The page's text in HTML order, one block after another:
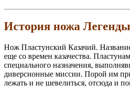
История ножа Легенды
Нож Пластунский Казачий.
еще со времен казачества.
специального назначения,
диверсионные миссии. Порой им
лежать и не шевелиться, отсюда и